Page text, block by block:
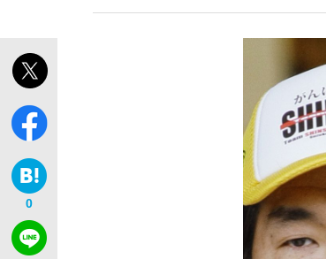
「最悪の空気のまま解散」
いまさら聞けない資産運用のす
0